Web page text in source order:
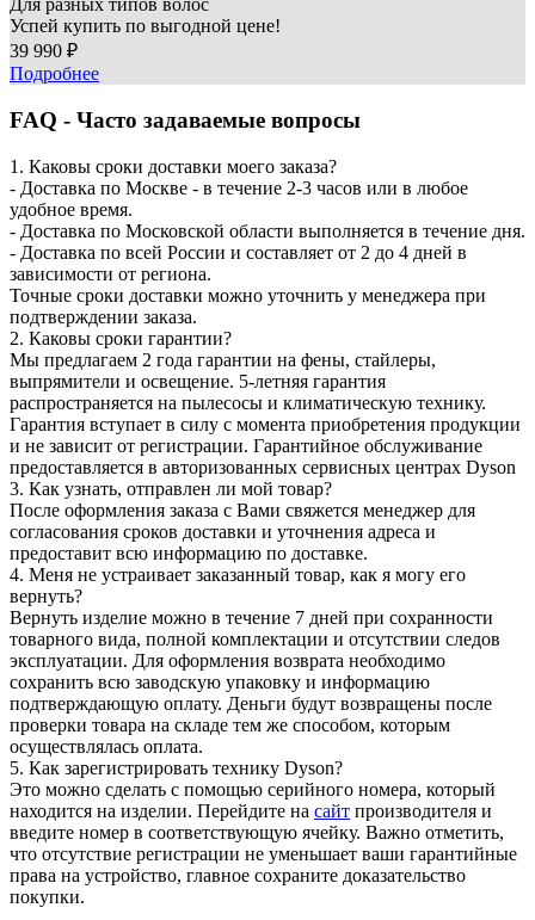
Для разных типов волос
Успей купить по выгодной цене!
39 990 ₽
Подробнее
FAQ - Часто задаваемые вопросы
1. Каковы сроки доставки моего заказа?
- Доставка по Москве - в течение 2-3 часов или в любое
удобное время.
- Доставка по Московской области выполняется в течение дня.
- Доставка по всей России и составляет от 2 до 4 дней в
зависимости от региона.
Точные сроки доставки можно уточнить у менеджера при
подтверждении заказа.
2. Каковы сроки гарантии?
Мы предлагаем 2 года гарантии на фены, стайлеры,
выпрямители и освещение. 5-летняя гарантия
распространяется на пылесосы и климатическую технику.
Гарантия вступает в силу с момента приобретения продукции
и не зависит от регистрации. Гарантийное обслуживание
предоставляется в авторизованных сервисных центрах Dyson
3. Как узнать, отправлен ли мой товар?
После оформления заказа с Вами свяжется менеджер для
согласования сроков доставки и уточнения адреса и
предоставит всю информацию по доставке.
4. Меня не устраивает заказанный товар, как я могу его
вернуть?
Вернуть изделие можно в течение 7 дней при сохранности
товарного вида, полной комплектации и отсутствии следов
эксплуатации. Для оформления возврата необходимо
сохранить всю заводскую упаковку и информацию
подтверждающую оплату. Деньги будут возвращены после
проверки товара на складе тем же способом, которым
осуществлялась оплата.
5. Как зарегистрировать технику Dyson?
Это можно сделать с помощью серийного номера, который
находится на изделии. Перейдите на сайт производителя и
введите номер в соответствующую ячейку. Важно отметить,
что отсутствие регистрации не уменьшает ваши гарантийные
права на устройство, главное сохраните доказательство
покупки.